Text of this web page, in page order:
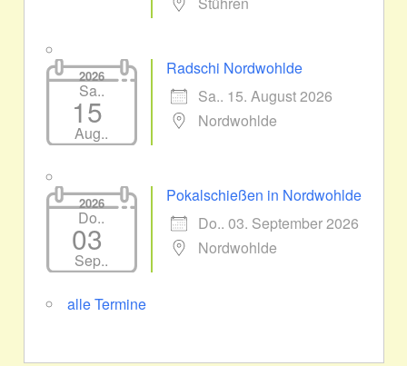
2026
Sa..
15
Aug..
Radschi Nordwohlde
Sa.. 15. August 2026
Nordwohlde
2026
Do..
03
Sep..
Pokalschießen in Nordwohlde
Do.. 03. September 2026
Nordwohlde
alle Termine